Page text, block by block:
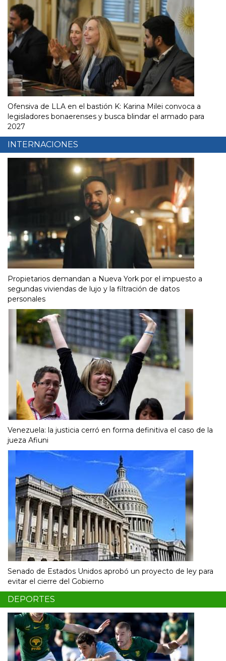
Ofensiva de LLA en el bastión K: Karina Milei convoca a
legisladores bonaerenses y busca blindar el armado para
2027
INTERNACIONES
Propietarios demandan a Nueva York por el impuesto a
segundas viviendas de lujo y la filtración de datos
personales
Venezuela: la justicia cerró en forma definitiva el caso de la
jueza Afiuni
Senado de Estados Unidos aprobó un proyecto de ley para
evitar el cierre del Gobierno
DEPORTES